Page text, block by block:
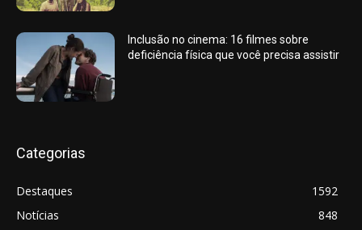
Inclusão no cinema: 16 filmes sobre
deficiência física que você precisa assistir
Categorias
Destaques
1592
Notícias
848